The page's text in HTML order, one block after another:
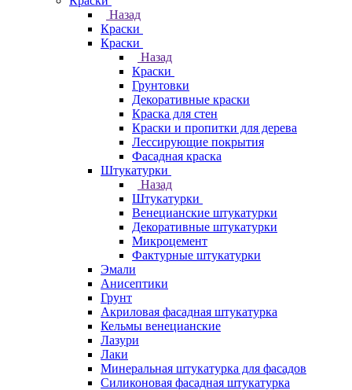
Назад
Краски
Краски
Назад
Краски
Грунтовки
Декоративные краски
Краска для стен
Краски и пропитки для дерева
Лессирующие покрытия
Фасадная краска
Штукатурки
Назад
Штукатурки
Венецианские штукатурки
Декоративные штукатурки
Микроцемент
Фактурные штукатурки
Эмали
Анисептики
Грунт
Акриловая фасадная штукатурка
Кельмы венецианские
Лазури
Лаки
Минеральная штукатурка для фасадов
Силиконовая фасадная штукатурка